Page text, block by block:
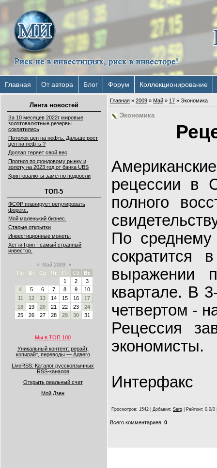
Главная От автора Блог Форум Коллекционирование
Лента новостей
За 10 месяцев 2022г мировые
золотовалютные резервы
сократились
Потолок цен на нефть. Дальше рост
цен на нефть ?
Доллар теряет свой вес
Прогноз по фондовому рынку и
золоту на 2023 год от банка UBS
Криптовалюты заметно подросли
ТОП-5
ФСФР планирует регулировать
форекс.
Мой маленький бизнес.
Старые открытки
Инвестиционные монеты
Хетти Грин - самый странный
инвестор.
« Май 2009 »
Пн
Вт Ср Чт Пт Сб
Вс
1
2
3
4
5 6 7 8 9
10
11
12 13 14 15 16
17
18
19 20 21 22 23
24
25
26 27 28 29 30 31
Мы в ТОП 100
Уникальный контент: рерайт,
копирайт, переводы — Адвего
LiveRSS: Каталог русскоязычных
RSS-каналов
Открыть реальный счет
Мой Дзен
Главная » 2009 » Май » 17 » Экономика
Экономика
рецессии в
полного
По
сократится
выражении
квартале. В
четвертом -
Рецессия
экономисты.
Интерфакс
Просмотров: 1542 | Добавил: Serg Рейтинг: 0.0/0
Всего комментариев: 0